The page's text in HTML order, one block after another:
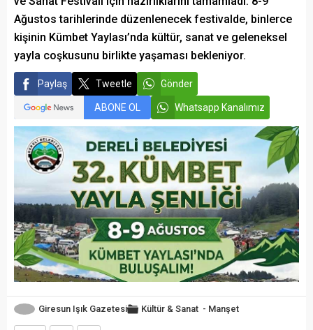
Ağustos tarihlerinde düzenlenecek festivalde, binlerce
kişinin Kümbet Yaylası’nda kültür, sanat ve geleneksel
yayla coşkusunu birlikte yaşaması bekleniyor.
Paylaş Tweetle Gönder
ABONE OL Whatsapp Kanalımız
Giresun Işık Gazetesi Kültür & Sanat - Manşet